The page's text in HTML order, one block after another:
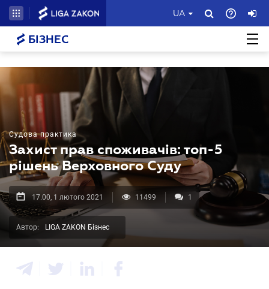
UA
БІЗНЕС
Судова практика
Захист прав споживачів: топ-5
рішень Верховного Суду
17.00, 1 лютого 2021 11499 1
Автор: LIGA ZAKON Бізнес